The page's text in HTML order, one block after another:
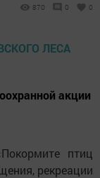
870 0 0
акции
птиц
рекреации